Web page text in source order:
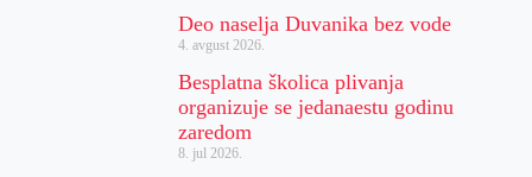
Deo naselja Duvanika bez vode
4. avgust 2026.
Besplatna školica plivanja
organizuje se jedanaestu godinu
zaredom
8. jul 2026.